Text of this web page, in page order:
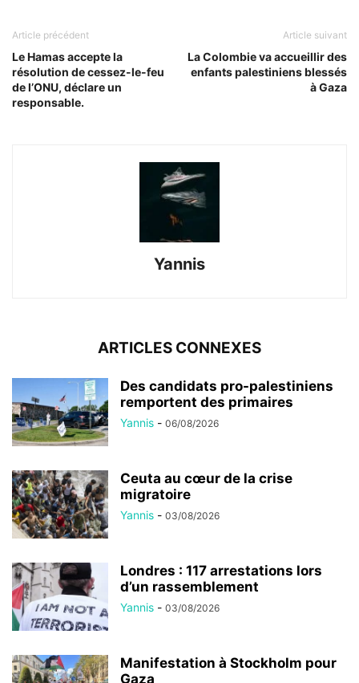
Article précédent
Le Hamas accepte la
résolution de cessez-le-feu
de l’ONU, déclare un
responsable.
Article suivant
La Colombie va accueillir des
enfants palestiniens blessés
à Gaza
Yannis
ARTICLES CONNEXES
Des candidats pro-palestiniens
remportent des primaires
Yannis - 06/08/2026
Ceuta au cœur de la crise
migratoire
Yannis - 03/08/2026
Londres : 117 arrestations lors
d’un rassemblement
Yannis - 03/08/2026
Manifestation à Stockholm pour
Gaza